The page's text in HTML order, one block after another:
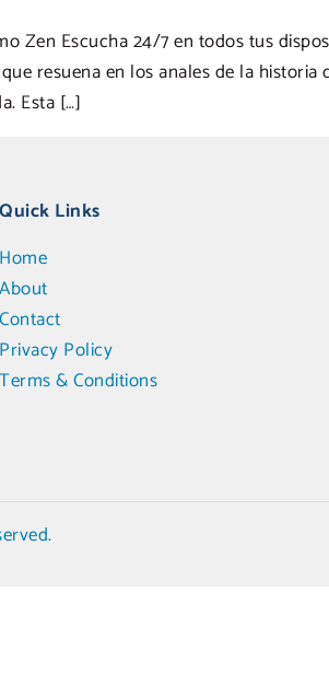
Zen Escucha 24/7 en todos tus
resuena en los anales de la
Esta […]
Quick Links
Home
About
Contact
Privacy Policy
Terms & Conditions